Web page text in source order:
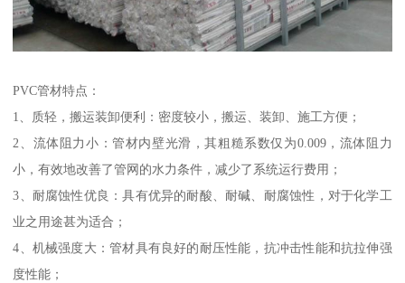
PVC管材特点：
1、质轻，搬运装卸便利：密度较小，搬运、装卸、施工方便；
2、流体阻力小：管材内壁光滑，其粗糙系数仅为0.009，流体阻力
小，有效地改善了管网的水力条件，减少了系统运行费用；
3、耐腐蚀性优良：具有优异的耐酸、耐碱、耐腐蚀性，对于化学工
业之用途甚为适合；
4、机械强度大：管材具有良好的耐压性能，抗冲击性能和抗拉伸强
度性能；